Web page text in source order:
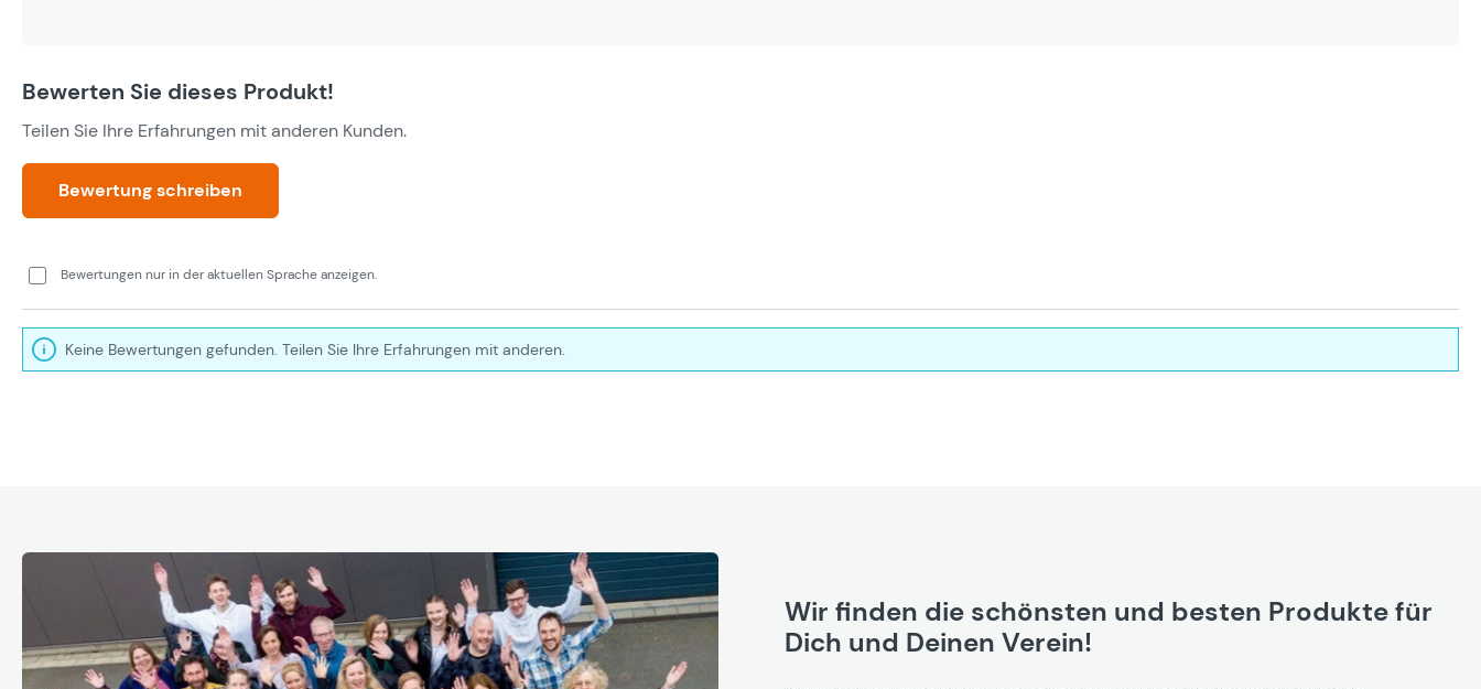
Bewerten Sie dieses Produkt!
Teilen Sie Ihre Erfahrungen mit anderen Kunden.
Bewertung schreiben
Bewertungen nur in der aktuellen Sprache anzeigen.
Keine Bewertungen gefunden. Teilen Sie Ihre Erfahrungen mit anderen.
Wir finden die schönsten und besten Produkte für
Dich und Deinen Verein!